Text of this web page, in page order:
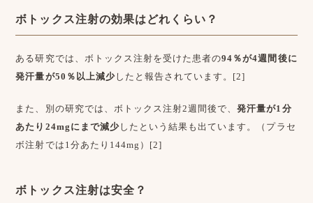
ボトックス注射の効果はどれくらい？
ある研究では、ボトックス注射を受けた患者の94％が4週間後に
発汗量が50％以上減少したと報告されています。[2]
また、別の研究では、ボトックス注射2週間後で、発汗量が1分
あたり24mgにまで減少したという結果も出ています。（プラセ
ボ注射では1分あたり144mg）[2]
ボトックス注射は安全？